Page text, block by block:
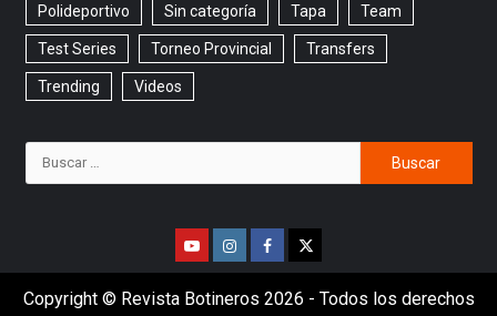
Polideportivo Sin categoría Tapa Team
Test Series Torneo Provincial Transfers
Trending Videos
Copyright © Revista Botineros 2026 - Todos los derechos